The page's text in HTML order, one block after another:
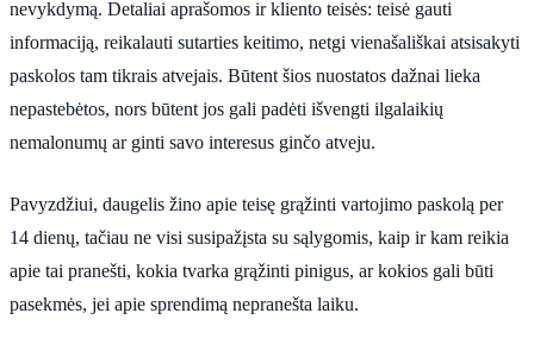
nevykdymą. Detaliai aprašomos ir kliento teisės: teisė gauti
informaciją, reikalauti sutarties keitimo, netgi vienašališkai atsisakyti
paskolos tam tikrais atvejais. Būtent šios nuostatos dažnai lieka
nepastebėtos, nors būtent jos gali padėti išvengti ilgalaikių
nemalonumų ar ginti savo interesus ginčo atveju.
Pavyzdžiui, daugelis žino apie teisę grąžinti vartojimo paskolą per
14 dienų, tačiau ne visi susipažįsta su sąlygomis, kaip ir kam reikia
apie tai pranešti, kokia tvarka grąžinti pinigus, ar kokios gali būti
pasekmės, jei apie sprendimą nepranešta laiku.